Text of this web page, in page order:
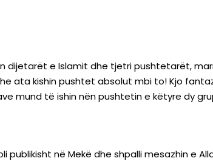
dijetarët e Islamit dhe tjetri pushtetarët,
ata kishin pushtet absolut mbi to! Kjo
mund të ishin nën pushtetin e këtyre dy
publikisht në Mekë dhe shpalli mesazhin e